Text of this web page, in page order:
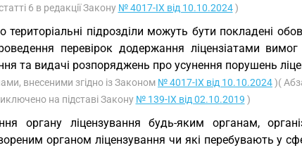
6 в редакції Закону № 4017-IX від 10.10.2024)
підрозділи можуть бути покладені
перевірок додержання ліцензіатами вимог
та видачі розпоряджень про усунення порушень
внесеними згідно із Законом № 4017-IX від 10.10.2024)(
на підставі Закону № 139-IX від 02.10.2019 )
органу ліцензування будь-яким органам,
органом ліцензування чи які перебувають у